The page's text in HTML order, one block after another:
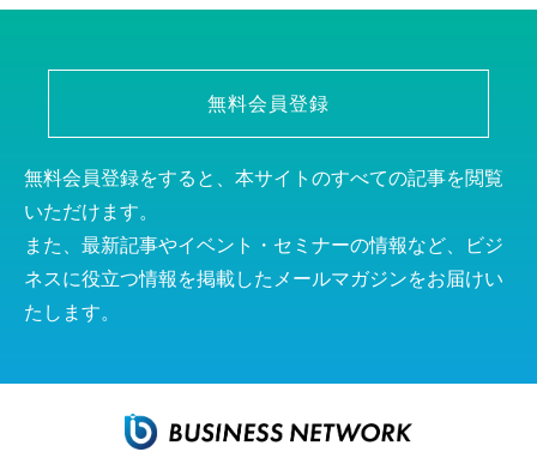
無料会員登録
無料会員登録をすると、本サイトのすべての記事を閲覧
いただけます。
また、最新記事やイベント・セミナーの情報など、ビジ
ネスに役立つ情報を掲載したメールマガジンをお届けい
たします。